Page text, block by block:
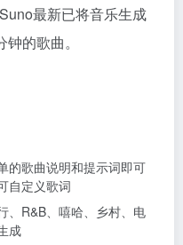
最新已将音乐生成
的歌曲。
的歌曲说明和提示词即可
自定义歌词
、R&B、嘻哈、乡村、电
成